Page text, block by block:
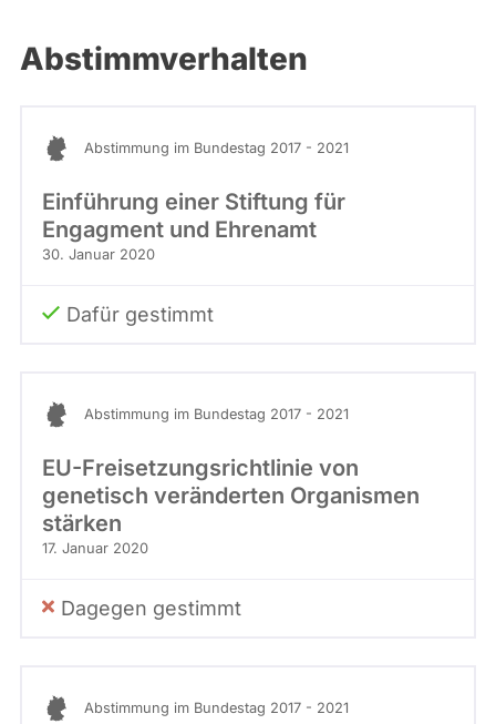
Abstimmverhalten
Abstimmung im Bundestag 2017 - 2021
Einführung einer Stiftung für
Engagment und Ehrenamt
30. Januar 2020
Dafür gestimmt
Abstimmung im Bundestag 2017 - 2021
EU-Freisetzungsrichtlinie von
genetisch veränderten Organismen
stärken
17. Januar 2020
Dagegen gestimmt
Abstimmung im Bundestag 2017 - 2021